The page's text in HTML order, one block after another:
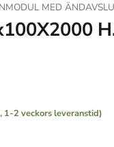
MED
1-2 veckors leveranstid)